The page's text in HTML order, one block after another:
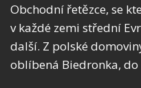
Obchodní řetězce, se
v každé zemi střední
další. Z polské
oblíbená Biedronka,